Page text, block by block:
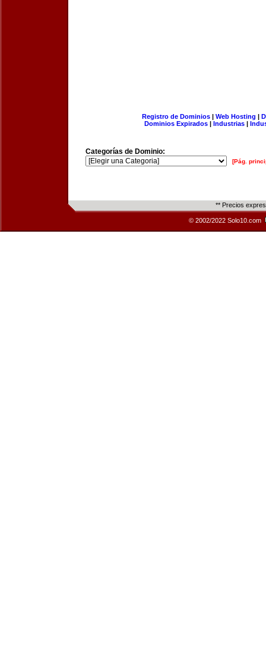
Registro de Dominios| Web Hosting |
Dominios Expirados | Industrias |
Categorías de Dominio:
[Pág.
** Precios
© 2002/2022 Solo10.com